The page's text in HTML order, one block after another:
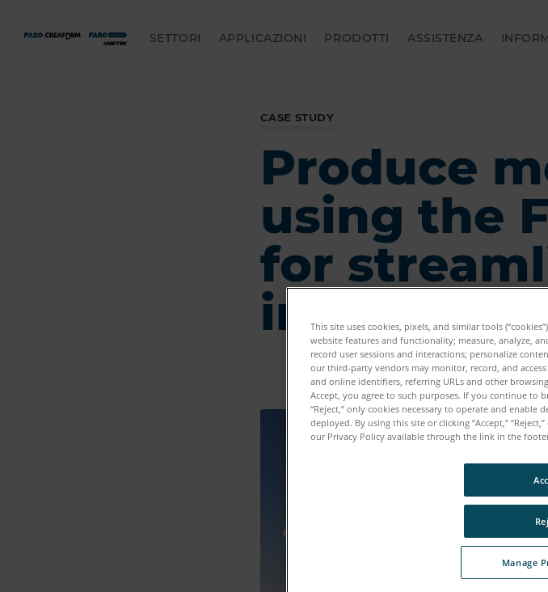
SETTORI APPLICAZIONI PRODOTTI ASSISTENZA
CASE STUDY
Produce
using the
for
inspection
This site uses cookies, pixels, and similar tools
website features and functionality; measure, analyze,
record user sessions and interactions; personalize
our third-party vendors may monitor, record, and
and online identifiers, referring URLs and other
Accept, you agree to such purposes. If you continue to
“Reject,” only cookies necessary to operate and
deployed. By using this site or clicking “Accept,”
our Privacy Policy available through the link in the
Manage